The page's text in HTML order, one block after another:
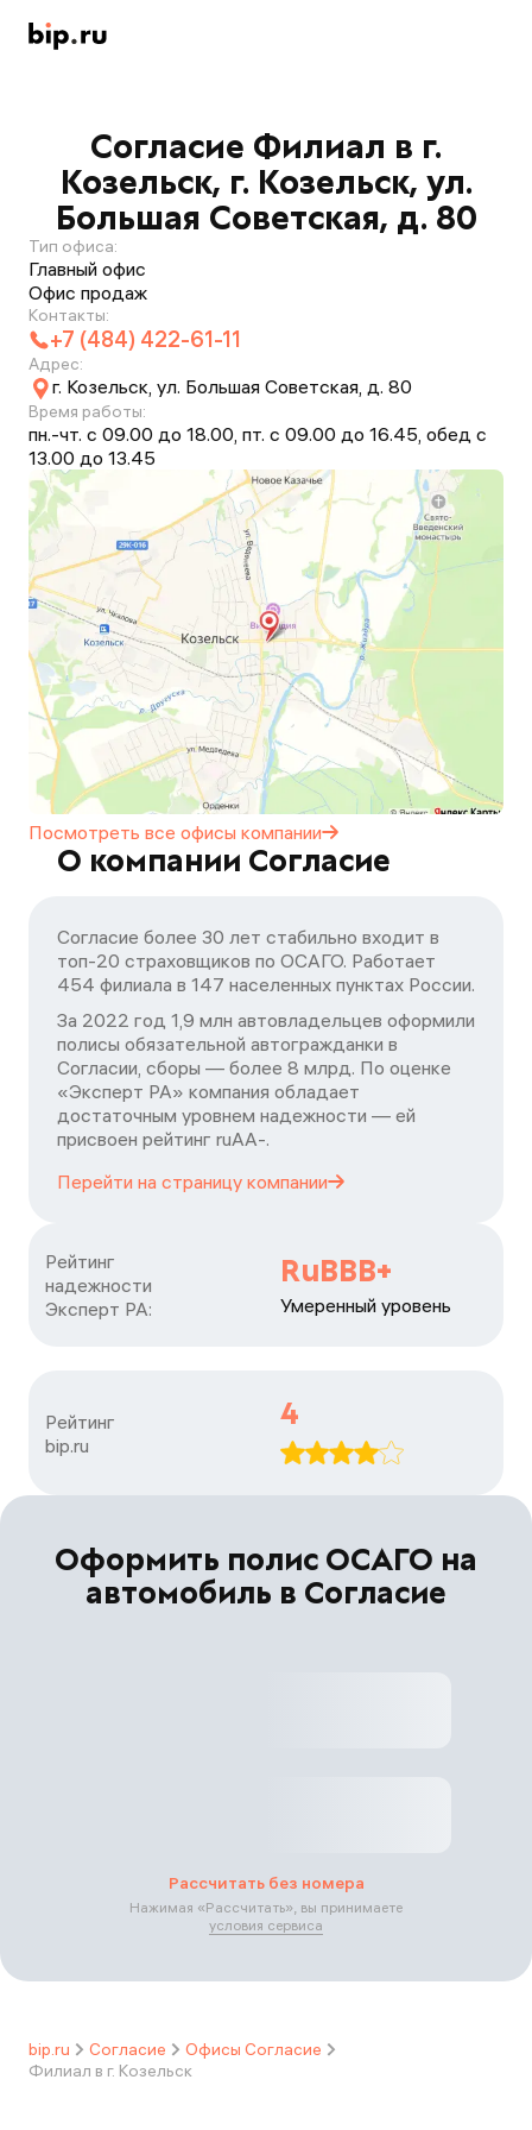
Согласие Филиал в г.
Козельск, г. Козельск, ул.
Большая Советская, д. 80
Тип офиса:
Главный офис
Офис продаж
Контакты:
+7 (484) 422-61-11
Адрес:
г. Козельск, ул. Большая Советская, д. 80
Время работы:
пн.-чт. с 09.00 до 18.00, пт. с 09.00 до 16.45, обед с
13.00 до 13.45
Посмотреть все офисы компании
О компании Согласие
Согласие более 30 лет стабильно входит в
топ-20 страховщиков по ОСАГО. Работает
454 филиала в 147 населенных пунктах России.
За 2022 год 1,9 млн автовладельцев оформили
полисы обязательной автогражданки в
Согласии, сборы — более 8 млрд. По оценке
«Эксперт РА» компания обладает
достаточным уровнем надежности — ей
присвоен рейтинг ruАА-.
Перейти на страницу компании
Рейтинг
надежности
Эксперт РА:
RuBBB+
Умеренный уровень
Рейтинг
bip.ru
4
Оформить полис ОСАГО на
автомобиль в Согласие
Рассчитать без номера
Нажимая «Рассчитать», вы принимаете
условия сервиса
bip.ru Согласие
Офисы Согласие
Филиал в г. Козельск